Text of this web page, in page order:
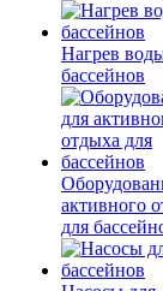
Нагрев
бассейнов
активного
для